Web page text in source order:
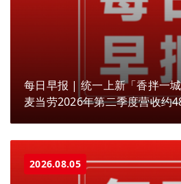
每日早报 | 统一上新「香拌一
麦当劳2026年第二季度营收约
2026.08.05